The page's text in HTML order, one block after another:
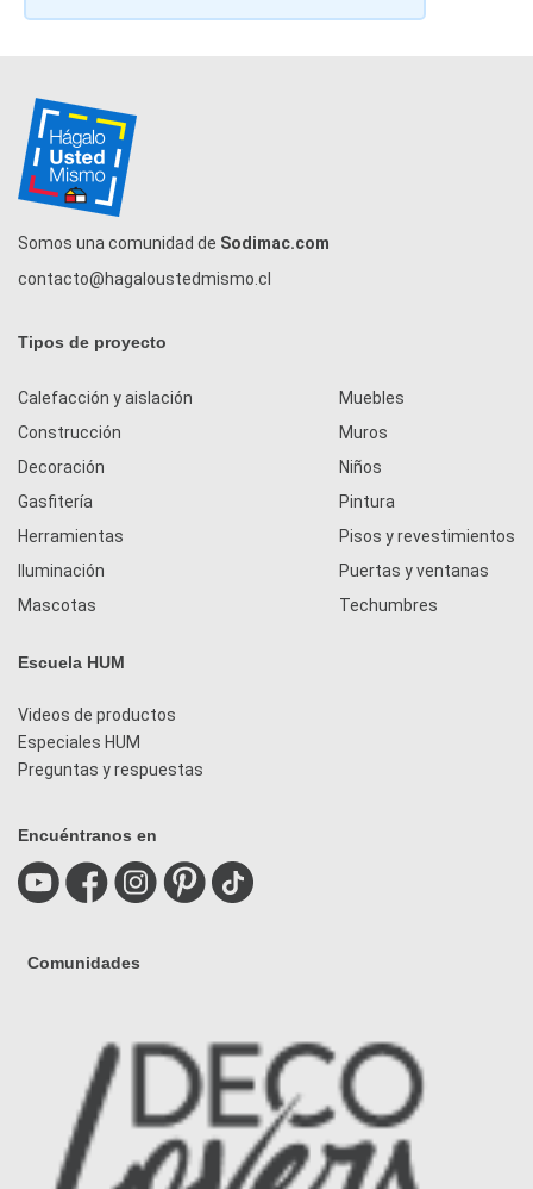
Somos una comunidad de Sodimac.com
contacto@hagaloustedmismo.cl
Tipos de proyecto
Calefacción y aislación
Construcción
Decoración
Gasfitería
Herramientas
Iluminación
Mascotas
Muebles
Muros
Niños
Pintura
Pisos y revestimientos
Puertas y ventanas
Techumbres
Escuela HUM
Videos de productos
Especiales HUM
Preguntas y respuestas
Encuéntranos en
Comunidades